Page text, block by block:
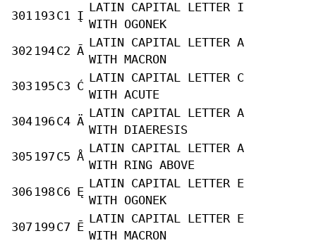
301 193 C1 Į
LATIN CAPITAL LETTER I
WITH OGONEK
302 194C2 Ā
LATIN CAPITAL LETTER A
WITH MACRON
303 195 C3 Ć
LATIN CAPITAL LETTER C
WITH ACUTE
304 196 C4 Ä
LATIN CAPITAL LETTER A
WITH DIAERESIS
305 197 C5 Å
LATIN CAPITAL LETTER A
WITH RING ABOVE
306 198C6 Ę
LATIN CAPITAL LETTER E
WITH OGONEK
307 199 C7 Ē
LATIN CAPITAL LETTER E
WITH MACRON